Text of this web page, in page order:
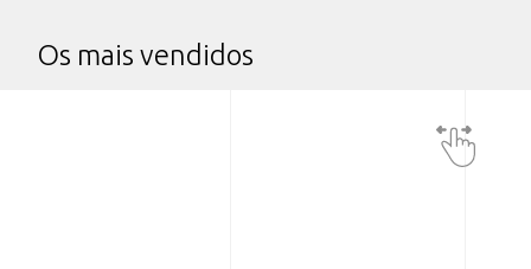
Os mais vendidos